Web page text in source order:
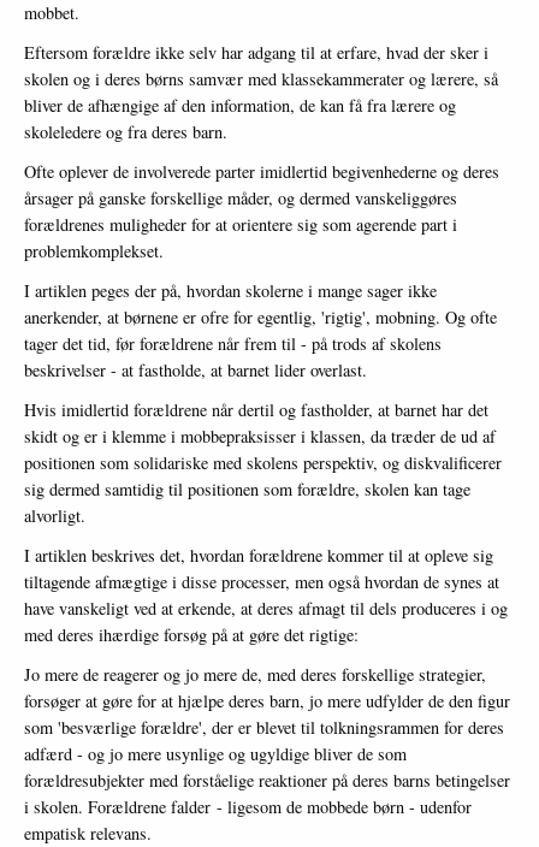
mobbet.
Eftersom forældre ikke selv har adgang til at erfare, hvad der sker i
skolen og i deres børns samvær med klassekammerater og lærere, så
bliver de afhængige af den information, de kan få fra lærere og
skoleledere og fra deres barn.
Ofte oplever de involverede parter imidlertid begivenhederne og deres
årsager på ganske forskellige måder, og dermed vanskeliggøres
forældrenes muligheder for at orientere sig som agerende part i
problemkomplekset.
I artiklen peges der på, hvordan skolerne i mange sager ikke
anerkender, at børnene er ofre for egentlig, 'rigtig', mobning. Og ofte
tager det tid, før forældrene når frem til - på trods af skolens
beskrivelser - at fastholde, at barnet lider overlast.
Hvis imidlertid forældrene når dertil og fastholder, at barnet har det
skidt og er i klemme i mobbepraksisser i klassen, da træder de ud af
positionen som solidariske med skolens perspektiv, og diskvalificerer
sig dermed samtidig til positionen som forældre, skolen kan tage
alvorligt.
I artiklen beskrives det, hvordan forældrene kommer til at opleve sig
tiltagende afmægtige i disse processer, men også hvordan de synes at
have vanskeligt ved at erkende, at deres afmagt til dels produceres i og
med deres ihærdige forsøg på at gøre det rigtige:
Jo mere de reagerer og jo mere de, med deres forskellige strategier,
forsøger at gøre for at hjælpe deres barn, jo mere udfylder de den figur
som 'besværlige forældre', der er blevet til tolkningsrammen for deres
adfærd - og jo mere usynlige og ugyldige bliver de som
forældresubjekter med forståelige reaktioner på deres barns betingelser
i skolen. Forældrene falder - ligesom de mobbede børn - udenfor
empatisk relevans.